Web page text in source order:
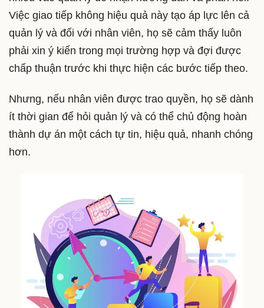
Việc giao tiếp không hiệu quả này tạo áp lực lên cả
quản lý và đối với nhân viên, họ sẽ cảm thấy luôn
phải xin ý kiến trong mọi trường hợp và đợi được
chấp thuận trước khi thực hiện các bước tiếp theo.
Nhưng, nếu nhân viên được trao quyền, họ sẽ dành
ít thời gian để hỏi quản lý và có thể chủ động hoàn
thành dự án một cách tự tin, hiệu quả, nhanh chóng
hơn.